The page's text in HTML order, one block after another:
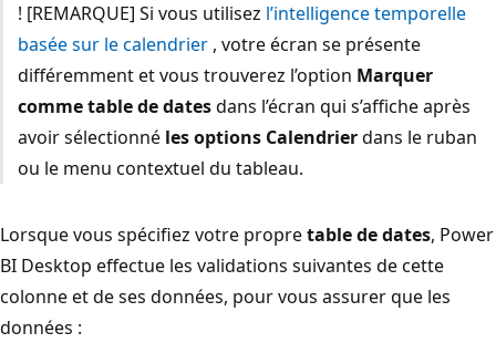
! [REMARQUE] Si vous utilisez l’intelligence temporelle
basée sur le calendrier, votre écran se présente
différemment et vous trouverez l’option Marquer
comme table de datesdans l’écran qui s’affiche après
avoir sélectionné les options Calendrierdans le ruban
ou le menu contextuel du tableau.
Lorsque vous spécifiez votre propretable de dates, Power
BI Desktop effectue les validations suivantes de cette
colonne et de ses données, pour vous assurer que les
données :